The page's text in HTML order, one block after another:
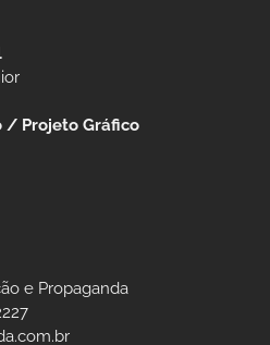
/ Projeto Gráfico
e Propaganda